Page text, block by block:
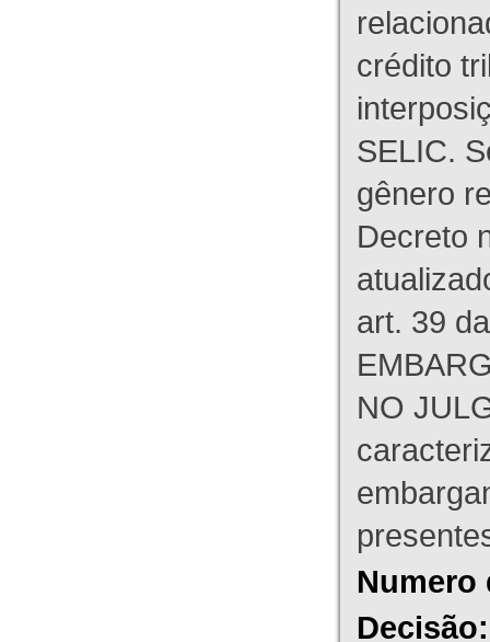
crédito
SELIC.
gênero
Decreto
art. 39
NO
Numero
Decisão: